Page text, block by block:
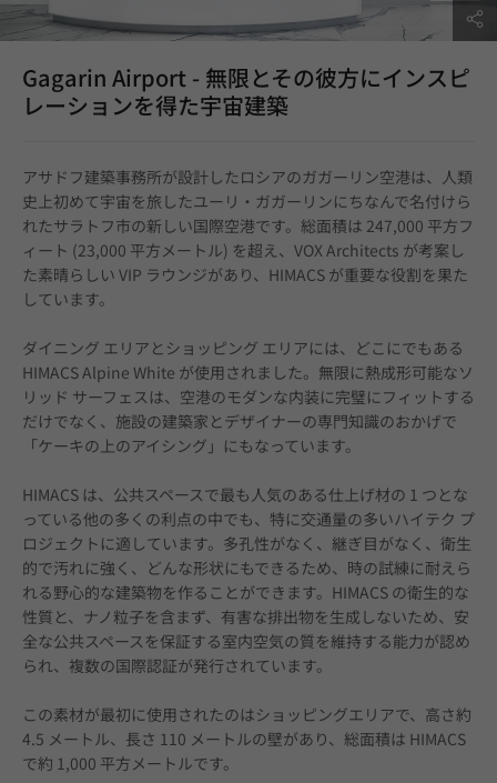
Gagarin Airport - 無限とその彼方にインスピ
レーションを得た宇宙建築
アサドフ建築事務所が設計したロシアのガガーリン空港は、人類
史上初めて宇宙を旅したユーリ・ガガーリンにちなんで名付けら
れたサラトフ市の新しい国際空港です。総面積は 247,000 平方フ
ィート (23,000 平方メートル) を超え、VOX Architects が考案し
た素晴らしい VIP ラウンジがあり、HIMACS が重要な役割を果た
しています。
ダイニング エリアとショッピング エリアには、どこにでもある
HIMACS Alpine White が使用されました。無限に熱成形可能なソ
リッド サーフェスは、空港のモダンな内装に完璧にフィットする
だけでなく、施設の建築家とデザイナーの専門知識のおかげで
「ケーキの上のアイシング」にもなっています。
HIMACS は、公共スペースで最も人気のある仕上げ材の 1 つとな
っている他の多くの利点の中でも、特に交通量の多いハイテク プ
ロジェクトに適しています。多孔性がなく、継ぎ目がなく、衛生
的で汚れに強く、どんな形状にもできるため、時の試練に耐えら
れる野心的な建築物を作ることができます。HIMACS の衛生的な
性質と、ナノ粒子を含まず、有害な排出物を生成しないため、安
全な公共スペースを保証する室内空気の質を維持する能力が認め
られ、複数の国際認証が発行されています。
この素材が最初に使用されたのはショッピングエリアで、高さ約
4.5 メートル、長さ 110 メートルの壁があり、総面積は HIMACS
で約 1,000 平方メートルです。